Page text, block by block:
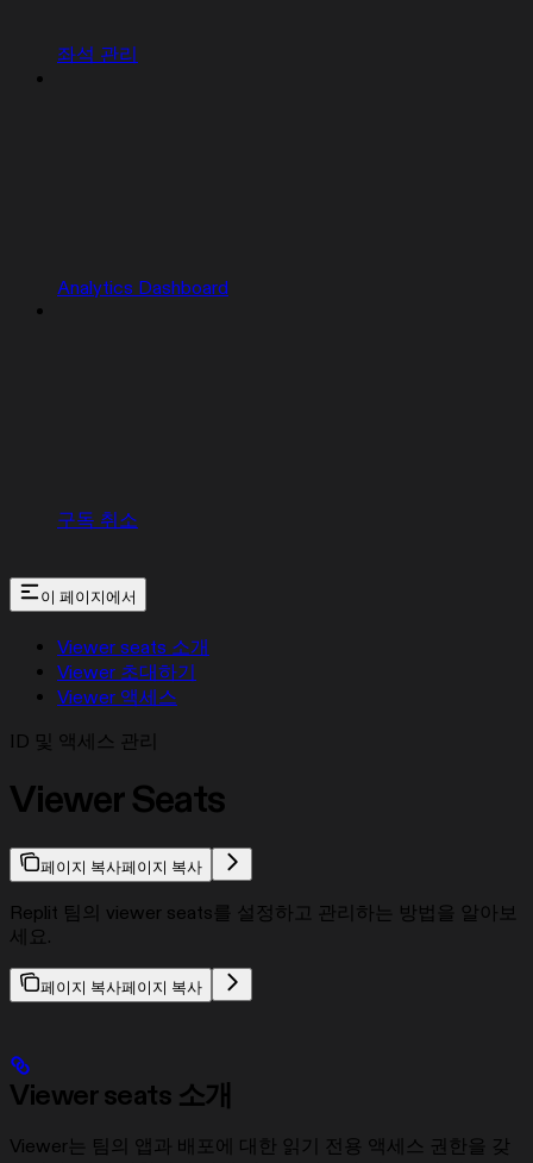
좌석 관리
Analytics Dashboard
구독 취소
이 페이지에서
Viewer seats 소개
Viewer 초대하기
Viewer 액세스
ID 및 액세스 관리
Viewer Seats
페이지 복사페이지 복사
Replit 팀의 viewer seats를 설정하고 관리하는 방법을 알아보
세요.
페이지 복사페이지 복사
Viewer seats 소개
Viewer는 팀의 앱과 배포에 대한 읽기 전용 액세스 권한을 갖